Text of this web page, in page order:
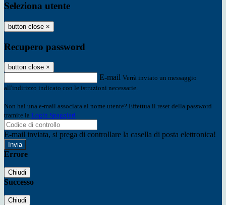
Seleziona utente
button close ×
Recupero password
button close ×
E-mail Verrà inviato un messaggio
all'indirizzo indicato con le istruzioni necessarie.
Non hai una e-mail associata al nome utente? Effettua il reset della password
tramite la Login Spaggiari
E-mail inviata, si prega di controllare la casella di posta elettronica!
Errore
Chiudi
Successo
Chiudi